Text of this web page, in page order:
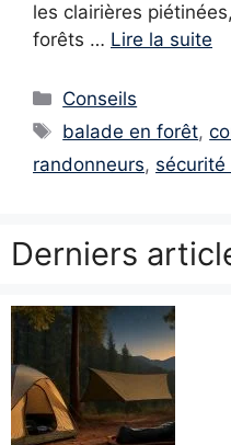
les clairières
forêts … Lire la suite
Catégories
Conseils
Étiquettes
balade en forêt,
randonneurs,
Derniers